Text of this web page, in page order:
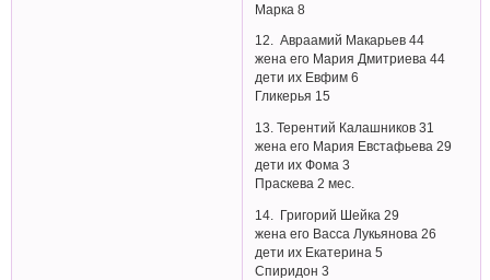
Марка 8
12. Авраамий Макарьев 44
жена его Мария Дмитриева 44
дети их Евфим 6
Гликерья 15
13. Терентий Калашников 31
жена его Мария Евстафьева 29
дети их Фома 3
Праскева 2 мес.
14. Григорий Шейка 29
жена его Васса Лукьянова 26
дети их Екатерина 5
Спиридон 3